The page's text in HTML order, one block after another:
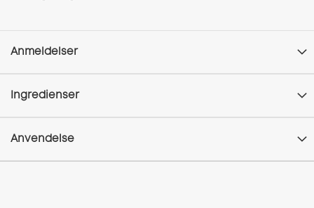
Anmeldelser
Ingredienser
Anvendelse